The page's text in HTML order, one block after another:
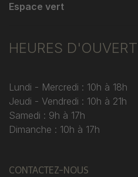
Espace vert
HEURES
Lundi - Mercredi : 10h à 18h
Jeudi - Vendredi : 10h à 21h
Samedi : 9h à 17h
Dimanche : 10h à 17h
CONTACTEZ-NOUS